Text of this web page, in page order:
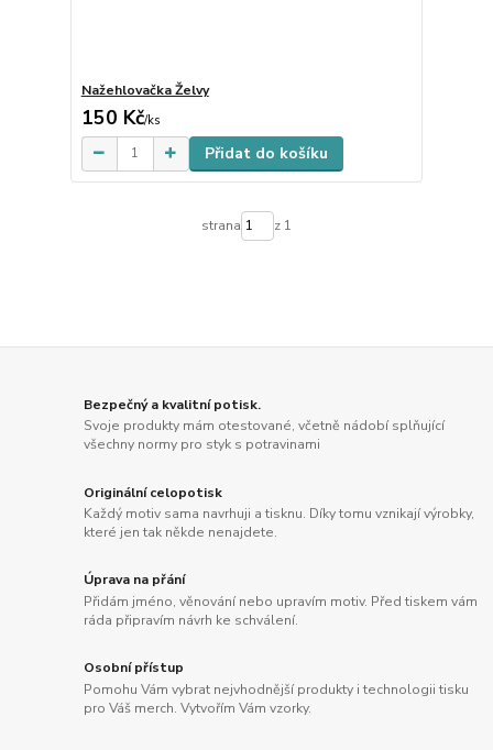
Nažehlovačka Želvy
150 Kč/ks
Přidat do košíku
strana z 1
Bezpečný a kvalitní potisk.
Svoje produkty mám otestované, včetně nádobí splňující
všechny normy pro styk s potravinami
Originální celopotisk
Každý motiv sama navrhuji a tisknu. Díky tomu vznikají výrobky,
které jen tak někde nenajdete.
Úprava na přání
Přidám jméno, věnování nebo upravím motiv. Před tiskem vám
ráda připravím návrh ke schválení.
Osobní přístup
Pomohu Vám vybrat nejvhodnější produkty i technologii tisku
pro Váš merch. Vytvořím Vám vzorky.